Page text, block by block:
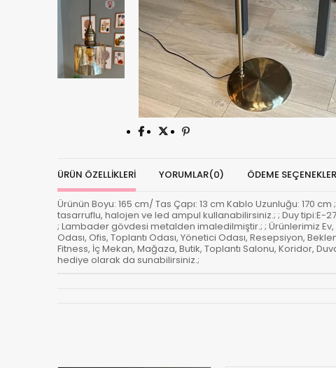
ÜRÜN ÖZELLIKLERI YORUMLAR(0) ÖDEME
Ürünün Boyu: 165 cm/ Tas Çapı: 13 cm Kablo Uzunluğu: 170
tasarruflu, halojen ve led ampul kullanabilirsiniz.; ; Duy
; Lambader gövdesi metalden imaledilmiştir.; ; Ürünlerimiz Ev,
Odası, Ofis, Toplantı Odası, Yönetici Odası, Resepsiyon,
Fitness, İç Mekan, Mağaza, Butik, Toplantı Salonu, Koridor,
hediye olarak da sunabilirsiniz.;